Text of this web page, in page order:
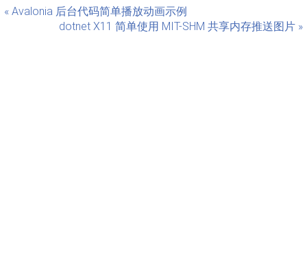
« Avalonia 后台代码简单播放动画示例
dotnet X11 简单使用 MIT-SHM 共享内存推送图片 »